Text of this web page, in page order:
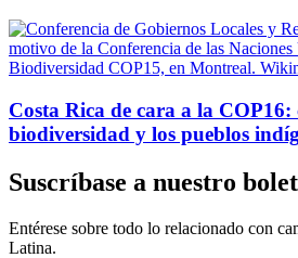
Costa Rica de cara a la
biodiversidad y los pueblos
Suscríbase a nuestro
Entérese sobre todo lo relacionado con
Latina.